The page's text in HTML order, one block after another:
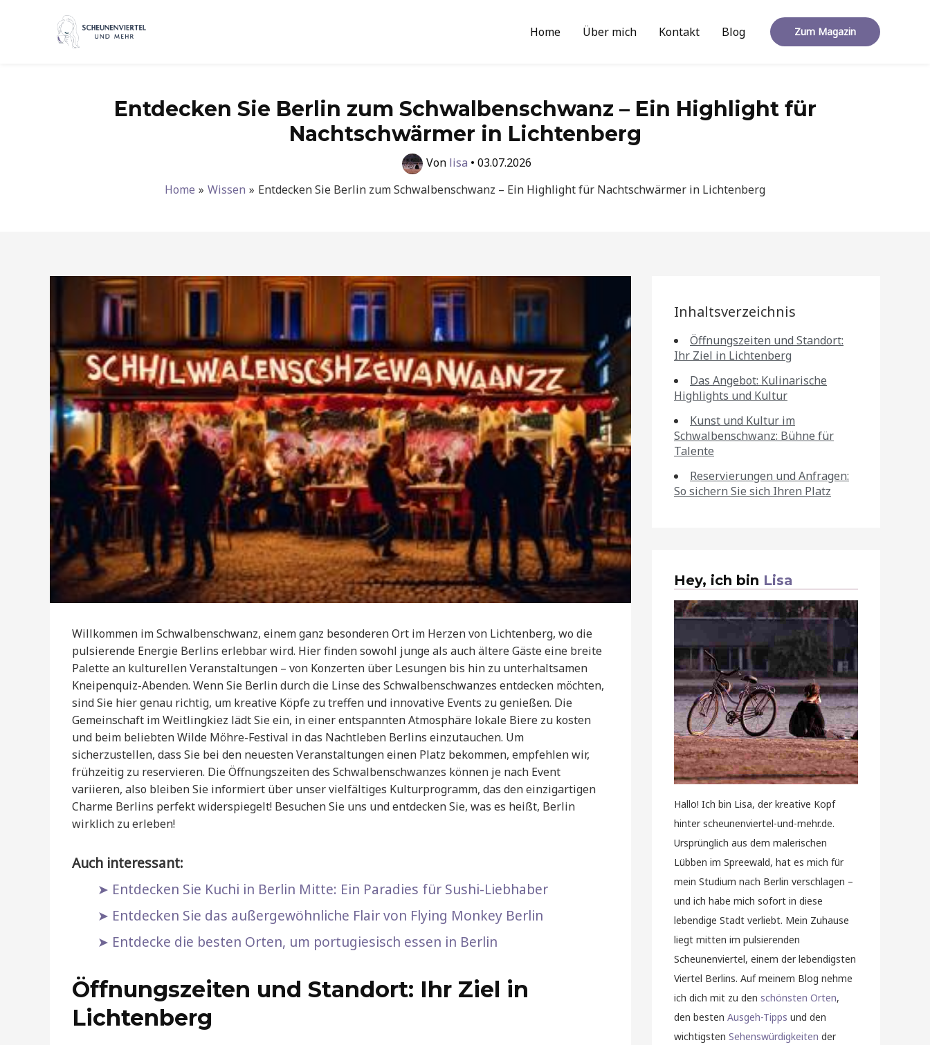
Home Über mich Kontakt Blog Zum Magazin
Entdecken Sie Berlin zum Schwalbenschwanz – Ein Highlight für
Nachtschwärmer in Lichtenberg
Von lisa • 03.07.2026
Home
Wissen Entdecken Sie Berlin zum Schwalbenschwanz – Ein Highlight für Nachtschwärmer in Lichtenberg
Willkommen im Schwalbenschwanz, einem ganz besonderen Ort im Herzen von Lichtenberg, wo die
pulsierende Energie Berlins erlebbar wird. Hier finden sowohl junge als auch ältere Gäste eine breite
Palette an kulturellen Veranstaltungen – von Konzerten über Lesungen bis hin zu unterhaltsamen
Kneipenquiz-Abenden. Wenn Sie Berlin durch die Linse des Schwalbenschwanzes entdecken möchten,
sind Sie hier genau richtig, um kreative Köpfe zu treffen und innovative Events zu genießen. Die
Gemeinschaft im Weitlingkiez lädt Sie ein, in einer entspannten Atmosphäre lokale Biere zu kosten
und beim beliebten Wilde Möhre-Festival in das Nachtleben Berlins einzutauchen. Um
sicherzustellen, dass Sie bei den neuesten Veranstaltungen einen Platz bekommen, empfehlen wir,
frühzeitig zu reservieren. Die Öffnungszeiten des Schwalbenschwanzes können je nach Event
variieren, also bleiben Sie informiert über unser vielfältiges Kulturprogramm, das den einzigartigen
Charme Berlins perfekt widerspiegelt! Besuchen Sie uns und entdecken Sie, was es heißt, Berlin
wirklich zu erleben!
Auch interessant:
Entdecken Sie Kuchi in Berlin Mitte: Ein Paradies für Sushi-Liebhaber
Entdecken Sie das außergewöhnliche Flair von Flying Monkey Berlin
Entdecke die besten Orten, um portugiesisch essen in Berlin
Öffnungszeiten und Standort: Ihr Ziel in
Lichtenberg
Inhaltsverzeichnis
Öffnungszeiten und Standort:
Ihr Ziel in Lichtenberg
Das Angebot: Kulinarische
Highlights und Kultur
Kunst und Kultur im
Schwalbenschwanz: Bühne für
Talente
Reservierungen und Anfragen:
So sichern Sie sich Ihren Platz
Hey, ich bin Lisa
Hallo! Ich bin Lisa, der kreative Kopf
hinter scheunenviertel-und-mehr.de.
Ursprünglich aus dem malerischen
Lübben im Spreewald, hat es mich für
mein Studium nach Berlin verschlagen –
und ich habe mich sofort in diese
lebendige Stadt verliebt. Mein Zuhause
liegt mitten im pulsierenden
Scheunenviertel, einem der lebendigsten
Viertel Berlins. Auf meinem Blog nehme
ich dich mit zu den schönsten Orten,
den besten Ausgeh-Tipps und den
wichtigsten Sehenswürdigkeiten der